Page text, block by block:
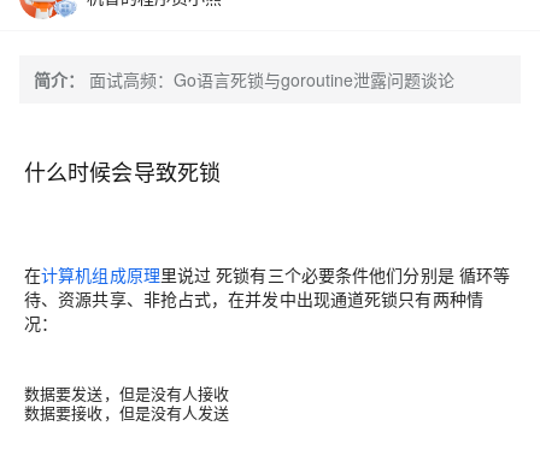
简介： 面试高频：Go语言死锁与goroutine泄露问题谈论
什么时候会导致死锁
在计算机组成原理里说过 死锁有三个必要条件他们分别是 循环等
待、资源共享、非抢占式，在并发中出现通道死锁只有两种情
况：
数据要发送，但是没有人接收
数据要接收，但是没有人发送